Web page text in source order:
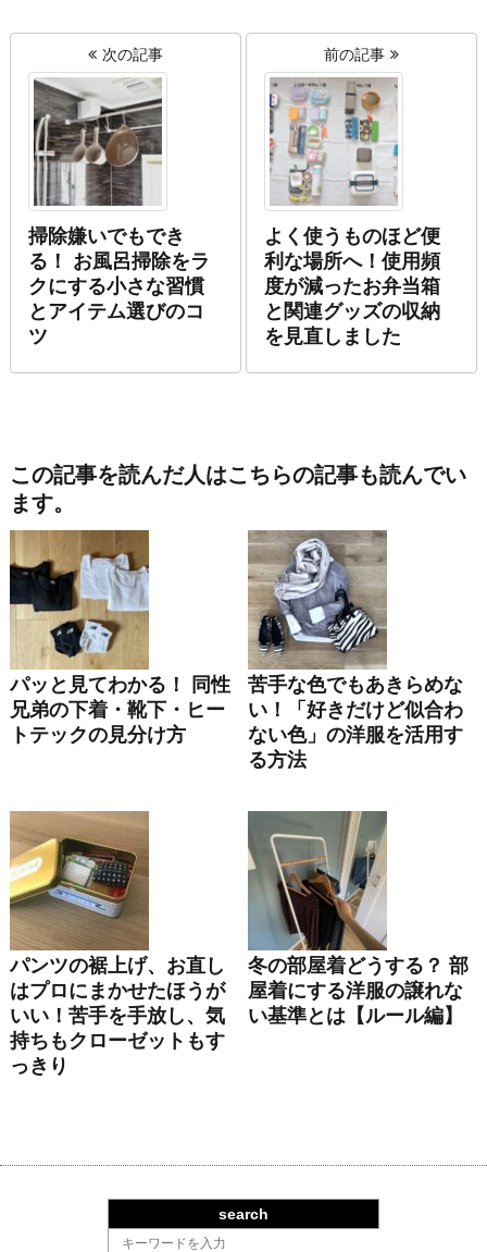
次の記事
掃除嫌いでもでき
る！ お風呂掃除をラ
クにする小さな習慣
とアイテム選びのコ
ツ
前の記事
よく使うものほど便
利な場所へ！使用頻
度が減ったお弁当箱
と関連グッズの収納
を見直しました
この記事を読んだ人はこちらの記事も読んでい
ます。
パッと見てわかる！ 同性
兄弟の下着・靴下・ヒー
トテックの見分け方
苦手な色でもあきらめな
い！「好きだけど似合わ
ない色」の洋服を活用す
る方法
パンツの裾上げ、お直し
はプロにまかせたほうが
いい！苦手を手放し、気
持ちもクローゼットもす
っきり
冬の部屋着どうする？ 部
屋着にする洋服の譲れな
い基準とは【ルール編】
search